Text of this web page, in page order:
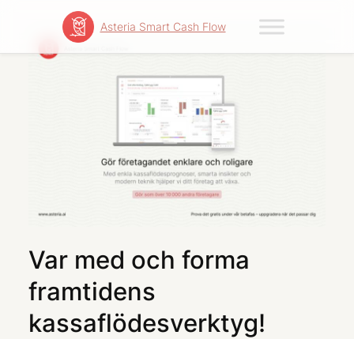
Asteria Smart Cash Flow
Var med och forma
framtidens
kassaflödesverktyg!